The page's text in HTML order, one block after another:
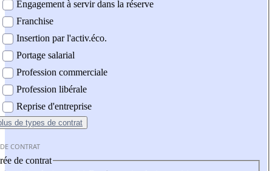
Engagement à servir dans la réserve
Franchise
Insertion par l'activ.éco.
Portage salarial
Profession commerciale
Profession libérale
Reprise d'entreprise
de types de contrat
CONTRAT
de contrat